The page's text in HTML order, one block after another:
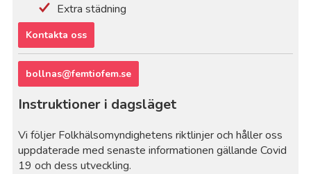
Extra städning
Kontakta oss
bollnas@femtiofem.se
Instruktioner i dagsläget
Vi följer Folkhälsomyndighetens riktlinjer och håller oss
uppdaterade med senaste informationen gällande Covid
19 och dess utveckling.